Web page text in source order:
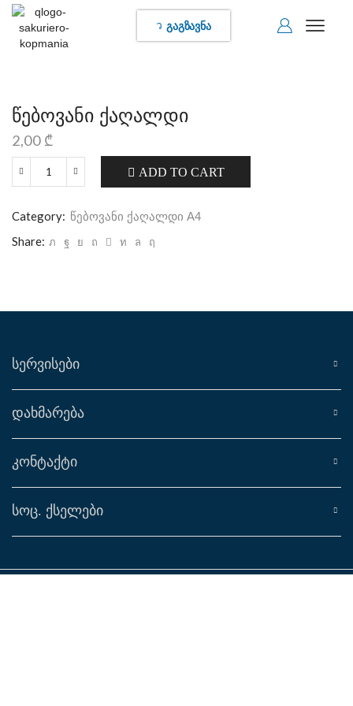
გაგზავნა
წებოვანი ქაღალდი
2,00 ₾
ADD TO CART
Category: წებოვანი ქაღალდი A4
Share:
ᲡᲔᲠᲕᲘᲡᲔᲑᲘ
ᲓᲐᲮᲛᲐᲠᲔᲑᲐ
ᲙᲝᲜᲢᲐᲥᲢᲘ
ᲡᲝᲪ. ᲥᲡᲔᲚᲔᲑᲘ